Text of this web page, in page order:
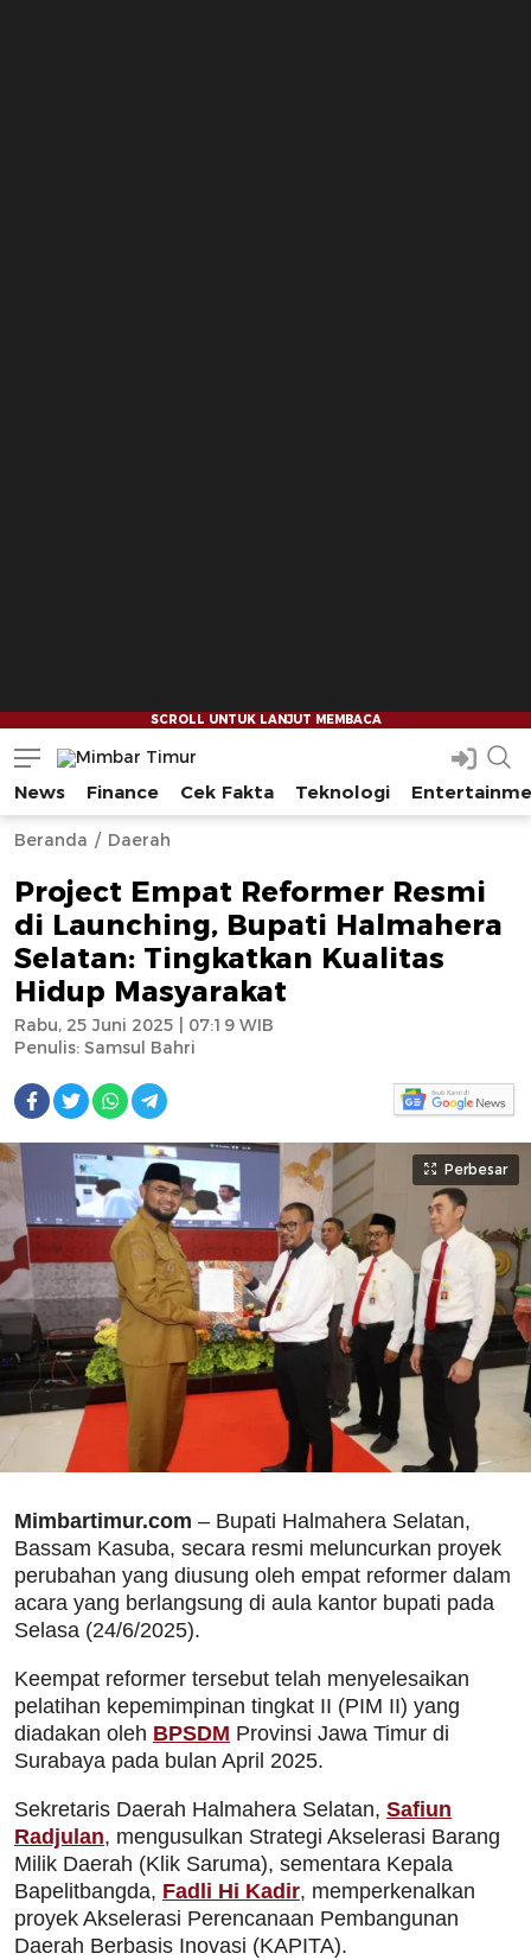
Mimbar Timur
Media Berjaringan Indonesia Timur
News Finance Cek Fakta Teknologi
Beranda Daerah
Project Empat Reformer Resmi
di Launching, Bupati Halmahera
Selatan: Tingkatkan Kualitas
Hidup Masyarakat
Penulis: Samsul Bahri
Rabu, 25 Juni 2025 | 07:19 WIB
Perbesar
Mimbartimur.com – Bupati Halmahera Selatan,
Bassam Kasuba, secara resmi meluncurkan proyek
perubahan yang diusung oleh empat reformer dalam
acara yang berlangsung di aula kantor bupati pada
Selasa (24/6/2025).
Keempat reformer tersebut telah menyelesaikan
pelatihan kepemimpinan tingkat II (PIM II) yang
diadakan oleh BPSDM Provinsi Jawa Timur di
Surabaya pada bulan April 2025.
Sekretaris Daerah Halmahera Selatan, Safiun
Radjulan, mengusulkan Strategi Akselerasi Barang
Milik Daerah (Klik Saruma), sementara Kepala
Bapelitbangda, Fadli Hi Kadir, memperkenalkan
proyek Akselerasi Perencanaan Pembangunan
Daerah Berbasis Inovasi (KAPITA).
--
--